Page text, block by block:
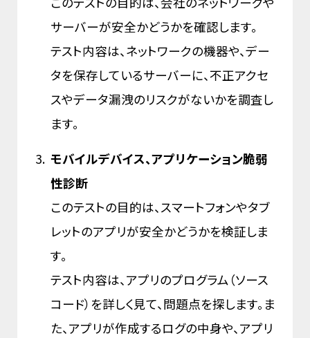
サーバーが安全かどうかを確認します。
テスト内容は、ネットワークの機器や、デー
タを保存しているサーバーに、不正アクセ
スやデータ漏洩のリスクがないかを調査し
ます。
モバイルデバイス、アプリケーション脆弱
性診断
このテストの目的は、スマートフォンやタブ
レットのアプリが安全かどうかを検証しま
す。
テスト内容は、アプリのプログラム（ソース
コード）を詳しく見て、問題点を探します。ま
た、アプリが作成するログの中身や、アプリ